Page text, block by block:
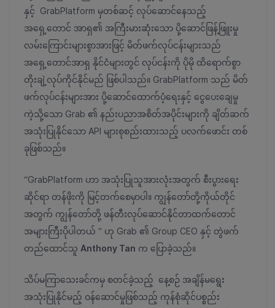
နှင့် GrabPlatform မှတစ်ဆင့် လုပ်ဆောင်နေသည့်
အရှေ့တောင် အာရှ၏ အကြီးမားဆုံးသော ပို့ဆောင်ဖြန့်ဖြူးမှု
လမ်းကြောင်းများစွာအားဖြင့် မိတ်ဖက်လုပ်ငန်းများသည်
အရှေ့တောင်အာရှ နိုင်ငံများတွင် လုပ်ငန်းကို ပိုမို ထိရောက်စွာ
တိုးချဲ့လုပ်ကိုင်နိုင်မည် ဖြစ်ပါသည်။ GrabPlatform သည် မိတ်
ဖက်လုပ်ငန်းများအား ပို့ဆောင်ထောက်ပံ့ရေးနှင့် ငွေပေးချေမှု
ကဲ့သို့သော Grab ၏ နည်းပညာအစိတ်အပိုင်းများကို ချိတ်ဆက်
အသုံးပြုနိုင်သော API များစုစည်းထားသည့် ပလက်ဖောင်း တစ်
ခုဖြစ်သည်။
“GrabPlatform ဟာ အသုံးပြုသူအားလုံးအတွက် စီးပွားရေး
ဆိုင်ရာ တန်ဖိုးကို မြင့်တက်စေမှာပါ။ ကျွန်တော်တို့ကိုယ်တိုင်
အတွက် ကျွန်တော်တို့ ဖန်တီးလုပ်ဆောင်နိုင်တာထက်တောင်
အများကြီးပိုပါတယ် “ ဟု Grab ၏ Group CEO နှင့် တွဲဖက်
တည်ထောင်သူ Anthony Tan က ပြောခဲ့သည်။
သိပ်မကြာသေးခင်ကမှ စတင်ခဲ့သည့် နေ့စဉ် အချိန်မရွေး
အသုံးပြုနိုင်မည့် ဝန်ဆောင်မှုဖြစ်သည့် ကုန်စုံဆိုင်ပစ္စည်း